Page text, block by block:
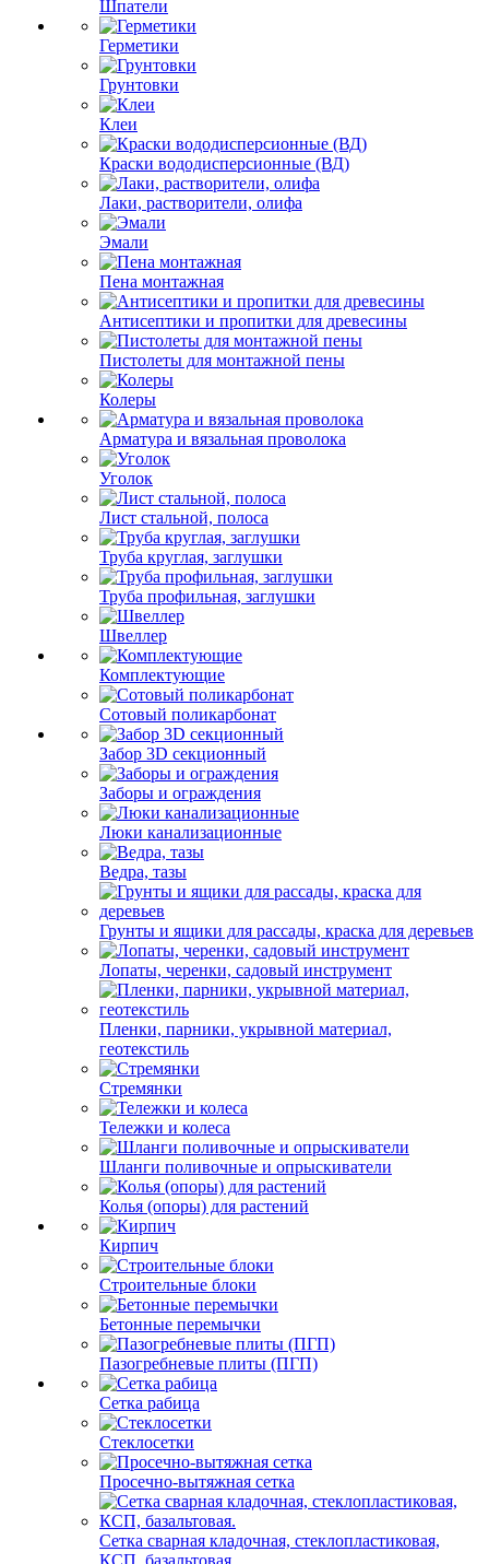
Шпатели
Герметики
Грунтовки
Клеи
Краски вододисперсионные (ВД)
Лаки, растворители, олифа
Эмали
Пена монтажная
Антисептики и пропитки для древесины
Пистолеты для монтажной пены
Колеры
Арматура и вязальная проволока
Уголок
Лист стальной, полоса
Труба круглая, заглушки
Труба профильная, заглушки
Швеллер
Комплектующие
Сотовый поликарбонат
Забор 3D секционный
Заборы и ограждения
Люки канализационные
Ведра, тазы
Грунты и ящики для рассады, краска для деревьев
Лопаты, черенки, садовый инструмент
Пленки, парники, укрывной материал,
геотекстиль
Стремянки
Тележки и колеса
Шланги поливочные и опрыскиватели
Колья (опоры) для растений
Кирпич
Строительные блоки
Бетонные перемычки
Пазогребневые плиты (ПГП)
Сетка рабица
Стеклосетки
Просечно-вытяжная сетка
Сетка сварная кладочная, стеклопластиковая,
КСП, базальтовая.